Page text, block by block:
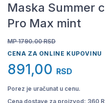
Maska Summer
Pro Max mint
MP 1790.00 RSD
CENA ZA ONLINE KUPOVINU
891,00 RSD
Porez je uračunat u cenu.
Cena dostave za proizvod: 360